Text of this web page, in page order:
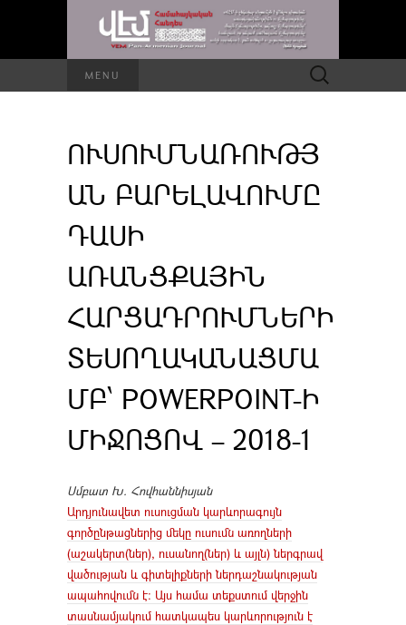
MENU Որոնել՝
ՈՒՍՈՒՄՆԱՌՈՒԹՅ
ԱՆ ԲԱՐԵԼԱՎՈՒՄԸ
ԴԱՍԻ
ԱՌԱՆՑՔԱՅԻՆ
ՀԱՐՑԱԴՐՈՒՄՆԵՐԻ
ՏԵՍՈՂԱԿԱՆԱՑՄԱ
ՄԲ՝ POWERPOINT-Ի
ՄԻՋՈՑՈՎ – 2018-1
Սմբատ Խ. Հովհաննիսյան
Արդյունավետ ուսուցման կարևորագույն
գործընթացներից մեկը ուսումն առողների
(աշակերտ(ներ), ուսանող(ներ) և այլն) ներգրավ
վածության և գիտելիքների ներդաշնակության
ապահովումն է: Այս համա տեքստում վերջին
տասնամյակում հատկապես կարևորություն է